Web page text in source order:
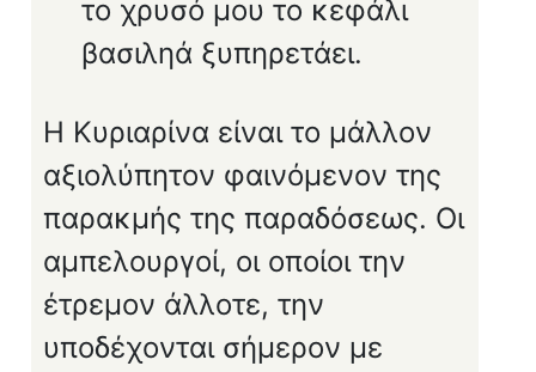
το χρυσό μου το κεφάλι
βασιληά ξυπηρετάει.
Η Κυριαρίνα είναι το μάλλον
αξιολύπητον φαινόμενον της
παρακμής της παραδόσεως. Οι
αμπελουρ­γοί, οι οποίοι την
έτρεμον άλλοτε, την
υποδέχονται σήμερον με